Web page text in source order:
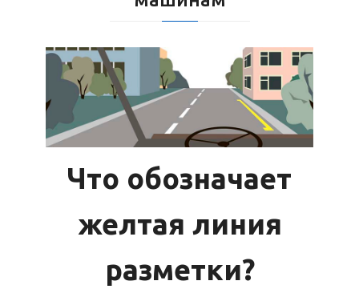
Что обозначает
желтая линия
разметки?